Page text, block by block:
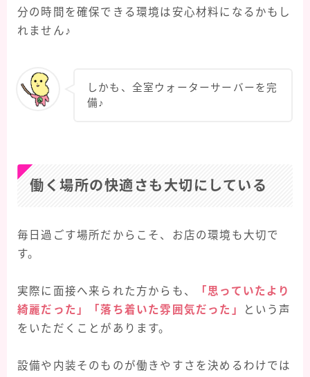
分の時間を確保できる環境は安心材料になるかもし
れません♪
しかも、全室ウォーターサーバーを完
備♪
働く場所の快適さも大切にしている
毎日過ごす場所だからこそ、お店の環境も大切で
す。
実際に面接へ来られた方からも、
「思っていたより
綺麗だった」「落ち着いた雰囲気だった」
という声
をいただくことがあります。
設備や内装そのものが働きやすさを決めるわけでは